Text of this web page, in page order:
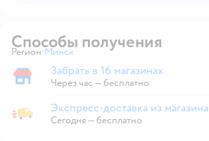
Способы получения
Регион: Выбор адреса доставки.
Минск
Забрать в магазине
Забрать в 16 магазинах
Через час — бесплатно
Экспресс-доставка из магазина
Экспресс-доставка из магазина
Сегодня—бесплатно